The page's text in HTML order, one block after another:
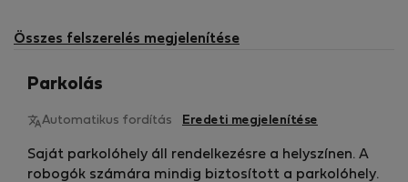
elérhető
Összes felszerelés megjelenítése
Parkolás
Automatikus fordítás Eredeti megjelenítése
Saját parkolóhely áll rendelkezésre a helyszínen. A
robogók számára mindig biztosított a parkolóhely.